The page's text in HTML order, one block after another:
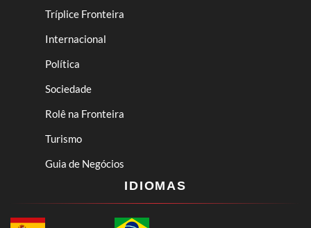
Tríplice Fronteira
Internacional
Política
Sociedade
Rolê na Fronteira
Turismo
Guia de Negócios
IDIOMAS